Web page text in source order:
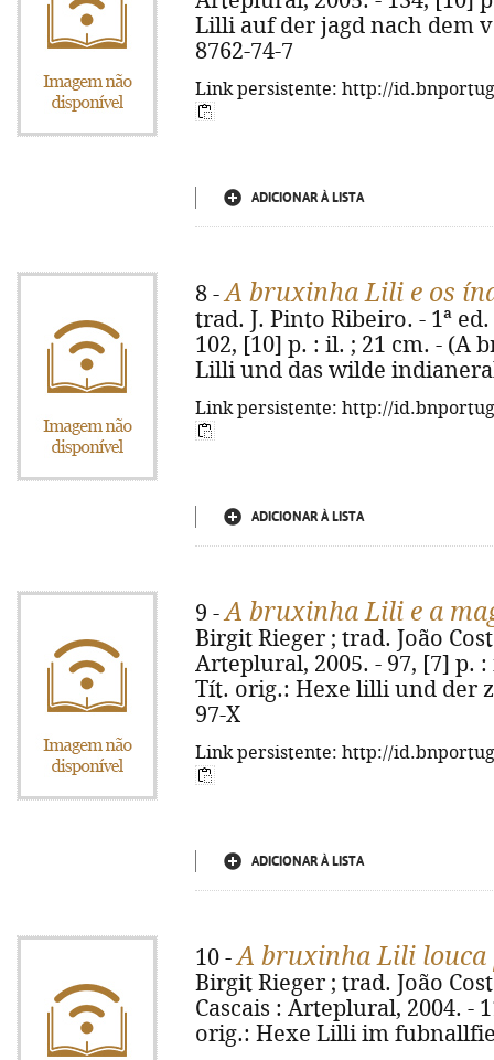
Lilli auf der jagd nach dem
8762-74-7
Link persistente: http://
ADICIONAR À LISTA
8 -A bruxinha Lili e os
trad. J. Pinto Ribeiro. - 1ª
102, [10] p. : il. ; 21 cm. -
Lilli und das wilde
Link persistente: http://
ADICIONAR À LISTA
9 -A bruxinha Lili e a
Birgit Rieger ; trad. João
Arteplural, 2005. - 97, [7] p.
Tít. orig.: Hexe lilli und der
97-X
Link persistente: http://
ADICIONAR À LISTA
10 -A bruxinha Lili louca
Birgit Rieger ; trad. João
Cascais : Arteplural, 2004. -
orig.: Hexe Lilli im